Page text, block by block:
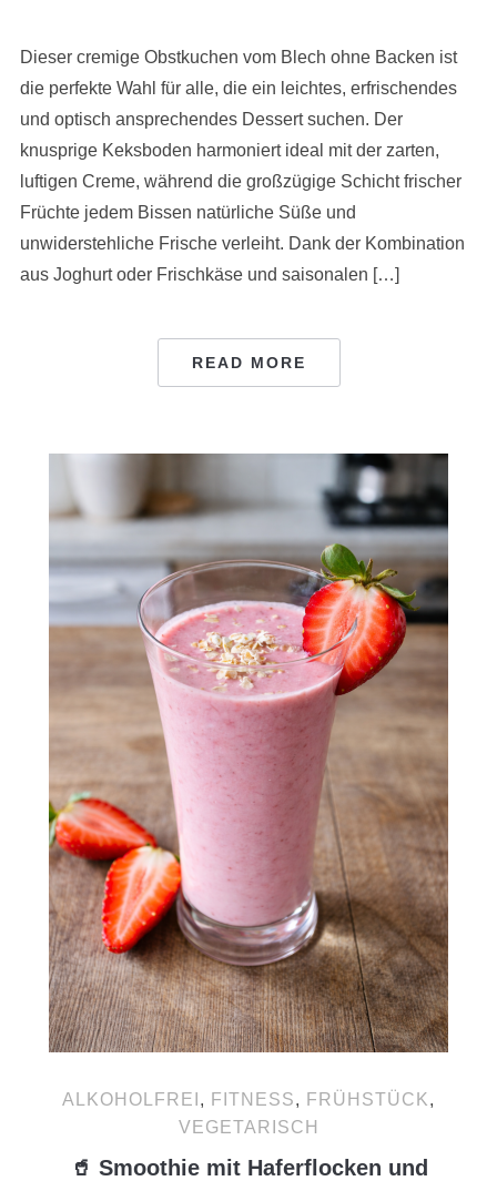
Dieser cremige Obstkuchen vom Blech ohne Backen ist
die perfekte Wahl für alle, die ein leichtes, erfrischendes
und optisch ansprechendes Dessert suchen. Der
knusprige Keksboden harmoniert ideal mit der zarten,
luftigen Creme, während die großzügige Schicht frischer
Früchte jedem Bissen natürliche Süße und
unwiderstehliche Frische verleiht. Dank der Kombination
aus Joghurt oder Frischkäse und saisonalen […]
READ MORE
ALKOHOLFREI , FITNESS, FRÜHSTÜCK,
VEGETARISCH
🥤 Smoothie mit Haferflocken und